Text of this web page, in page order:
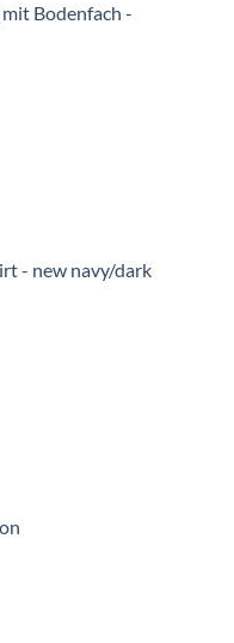
Bodenfach -
- new navy/dark